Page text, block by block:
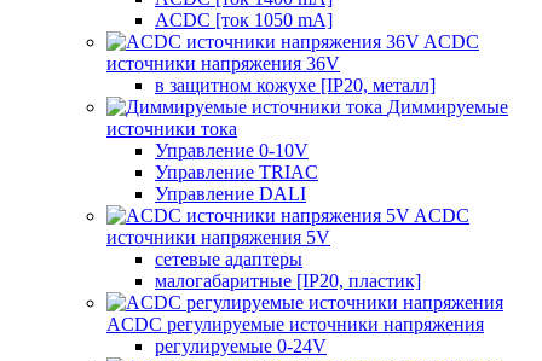
ACDC [ток 1050 mA]
ACDC
источники напряжения 36V
в защитном кожухе [IP20, металл]
Диммируемые
источники тока
Управление 0-10V
Управление TRIAC
Управление DALI
ACDC
источники напряжения 5V
сетевые адаптеры
малогабаритные [IP20, пластик]
ACDC регулируемые источники напряжения
регулируемые 0-24V